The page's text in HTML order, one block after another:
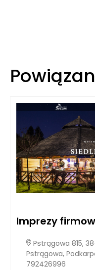
Imprezy
Pstrągowa 815,
Pstrągowa,
792426996